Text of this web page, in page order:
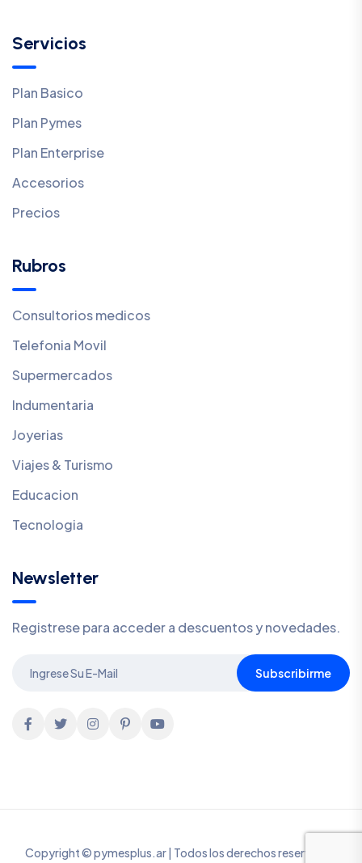
Servicios
Plan Basico
Plan Pymes
Plan Enterprise
Accesorios
Precios
Rubros
Consultorios medicos
Telefonia Movil
Supermercados
Indumentaria
Joyerias
Viajes & Turismo
Educacion
Tecnologia
Newsletter
Registrese para acceder a descuentos y novedades.
Subscribirme
Copyright © pymesplus.ar | Todos los derechos reservados